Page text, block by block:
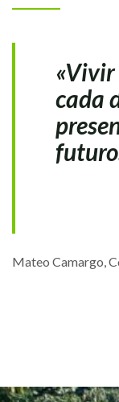
«Vivir
cada
Mateo Camargo,